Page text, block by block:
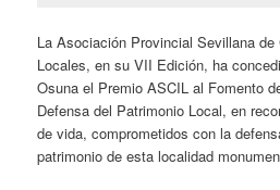
La Asociación Provincial Sevillana
Locales, en su VII Edición, ha
Osuna el Premio ASCIL al Fomento
Defensa del Patrimonio Local, en
de vida, comprometidos con la
patrimonio de esta localidad